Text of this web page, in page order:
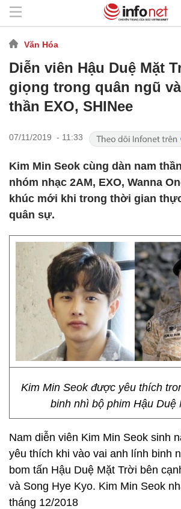
Văn Hóa
Diễn viên Hậu Duệ Mặt
giọng trong quân ngũ
thần EXO, SHINee
07/11/2019 - 11:33
Kim Min Seok cùng dàn nam
nhóm nhạc 2AM, EXO, Wanna
khúc mới khi trong thời gian
quân sự.
Kim Min Seok được yêu thích
binh nhì bộ phim Hậu Duệ
Nam diễn viên Kim Min Seok sinh
yêu thích khi vào vai anh lính binh
bom tấn Hậu Duệ Mặt Trời bên
và Song Hye Kyo. Kim Min Seok
tháng 12/2018